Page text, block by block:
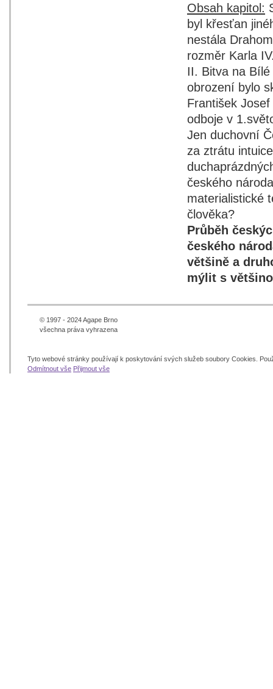
Obsah kapitol:
byl křesťan
nestála
rozměr Karla
II. Bitva na
obrození bylo
František
odboje v
Jen duchovní
za ztrátu
českého
materialistické
člověka?
Průběh
českého
většině a
mýlit s
© 1997 - 2024 Agape Brno
všechna práva vyhrazena
Tyto webové stránky používají k poskytování svých služeb soubory Cookies.